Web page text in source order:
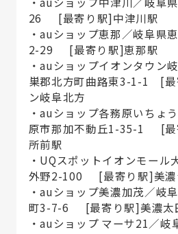
26 [最寄り駅]中津川駅
・auショップ恵那／岐阜県
2-29 [最寄り駅]恵那駅
・auショップイオンタウン
巣郡北方町曲路東3-1-1 [最
ン岐阜北方
・auショップ各務原いちょ
原市那加不動丘1-35-1 [最
所前駅
・UQスポットイオンモール
外野2-100 [最寄り駅]美濃
・auショップ美濃加茂／岐
町3-7-6 [最寄り駅]美濃太
・auショップ マーサ21／